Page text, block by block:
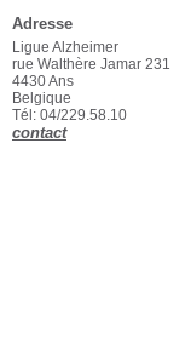
Adresse
Ligue Alzheimer
rue Walthère Jamar 231
4430 Ans
Belgique
Tél: 04/229.58.10
contact